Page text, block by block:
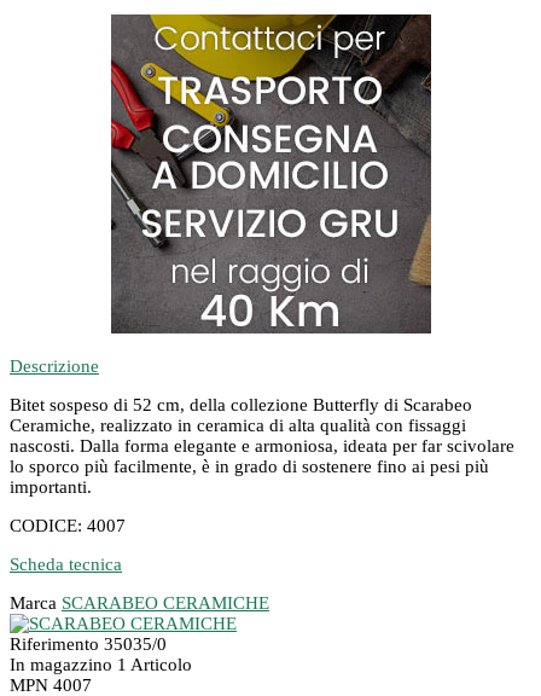
Descrizione
Bitet sospeso di 52 cm, della collezione Butterfly di Scarabeo
Ceramiche, realizzato in ceramica di alta qualità con fissaggi
nascosti. Dalla forma elegante e armoniosa, ideata per far scivolare
lo sporco più facilmente, è in grado di sostenere fino ai pesi più
importanti.
CODICE: 4007
Scheda tecnica
Marca SCARABEO CERAMICHE
Riferimento 35035/0
In magazzino 1 Articolo
MPN 4007